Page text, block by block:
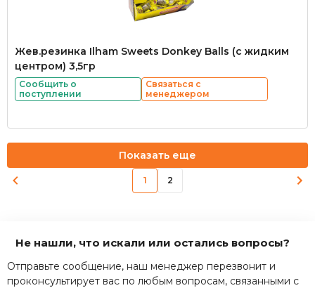
Жев.резинка Ilham Sweets Donkey Balls (с жидким
центром) 3,5гр
Сообщить о
поступлении
Связаться с
менеджером
Показать еще
1 2
Не нашли, что искали или остались вопросы?
Отправьте сообщение, наш менеджер перезвонит и
проконсультирует вас по любым вопросам, связанными с